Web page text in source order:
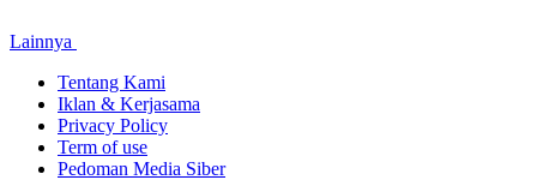
Lainnya
Tentang Kami
Iklan & Kerjasama
Privacy Policy
Term of use
Pedoman Media Siber